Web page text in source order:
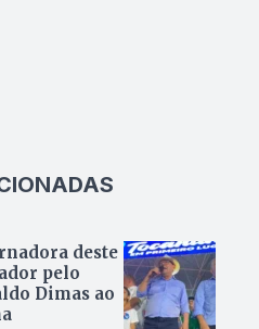
deste
pelo
Dimas ao